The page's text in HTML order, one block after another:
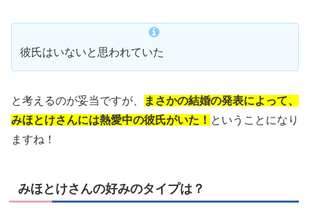
彼氏はいないと思われていた
と考えるのが妥当ですが、
まさかの結婚の発表によって、
みほとけさんには熱愛中の彼氏がいた！ ということになり
ますね！
みほとけさんの好みのタイプは？